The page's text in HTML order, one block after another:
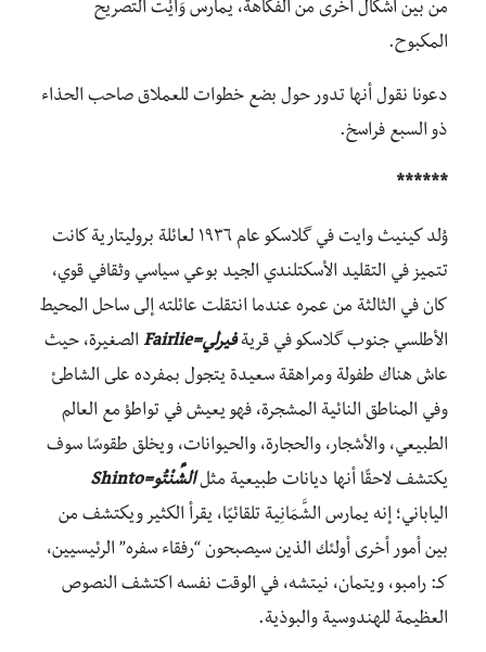
من بين أشكال أخرى من الفكاهة، يمارس وَايْت التصريح
المكبوح.
دعونا نقول أنها تدور حول بضع خطوات للعملاق صاحب اﻟﺤﺬاء
ذو اﻟﺴﺒﻊ ﻓﺮاﺳﺦ.
******
وُلِد كينيث وايت في گلاسكو عام ١٩٣٦ لعائلة بروليتارية كانت
تتميز في التقليد الأسكتلندي الجيد بوعي سياسي وثقافي قوي،
كان في الثالثة من عمره عندما انتقلت عائلته إلى ساحل المحيط
الأطلسي جنوب گلاسكو في قريةفيرلي=Fairlie
الصغيرة، حيث
عاش هناك طفولة ومراهقة سعيدة يتجول بمفرده على الشاطئ
وفي المناطق النائية المشجرة، فهو يعيش في تواطؤ مع العالم
الطبيعي، والأشجار، والحجارة، والحيوانات، ويخلق طقوسًا سوف
يكتشف لاحقًا أنها ديانات طبيعية مثلالشِّنْتُو=Shinto
الياباني؛ إنه يمارس الشَّمَانِية تلقائيًا، يقرأ الكثير ويكتشف من
بين أمور أخرى أولئك الذين سيصبحون “رفقاء سفره” الرئيسيين،
كـ: رامبو، ويتمان، نيتشه، في الوقت نفسه اكتشف النصوص
العظيمة للهندوسية والبوذية.